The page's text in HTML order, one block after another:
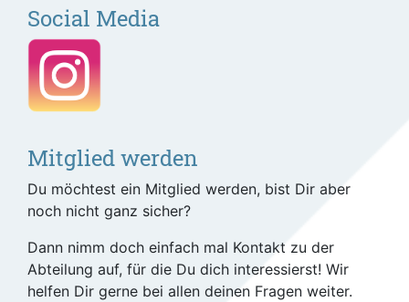
Social Media
Mitglied werden
Du möchtest ein Mitglied werden, bist Dir aber
noch nicht ganz sicher?
Dann nimm doch einfach mal Kontakt zu der
Abteilung auf, für die Du dich interessierst! Wir
helfen Dir gerne bei allen deinen Fragen weiter.